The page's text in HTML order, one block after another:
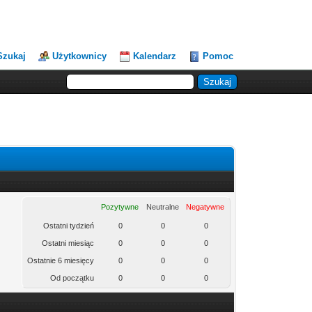
Użytkownicy Kalendarz Pomoc
Pozytywne Neutralne Negatywne
Ostatni tydzień 0 0 0
Ostatni miesiąc 0 0 0
Ostatnie 6 miesięcy 0 0 0
Od początku 0 0 0